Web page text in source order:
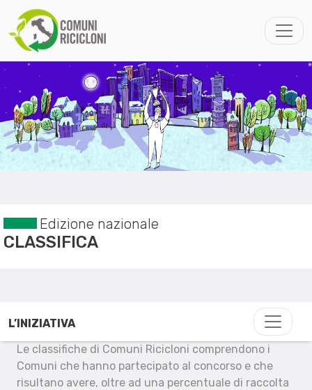
Edizione nazionale
CLASSIFICA
L’INIZIATIVA
Le classifiche di Comuni Ricicloni comprendono i
Comuni che hanno partecipato al concorso e che
risultano avere, oltre ad una percentuale di raccolta